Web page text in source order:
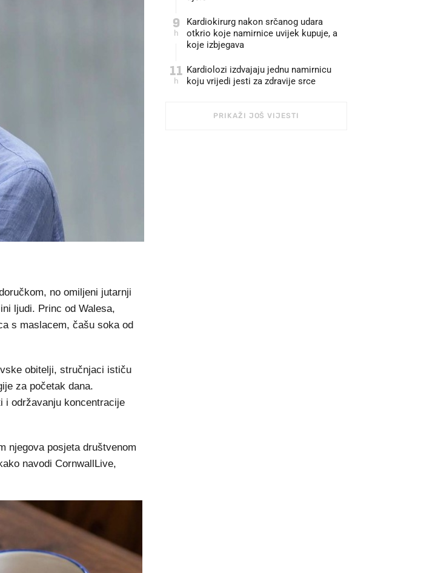
no omiljeni jutarnji
ljudi. Princ od Walesa,
s maslacem, čašu soka od
obitelji, stručnjaci ističu
za početak dana.
i održavanju koncentracije
njegova posjeta društvenom
navodi CornwallLive,
9
h
Kardiokirurg nakon srčanog udara
otkrio koje namirnice uvijek kupuje, a
koje izbjegava
11
h
Kardiolozi izdvajaju jednu namirnicu
koju vrijedi jesti za zdravije srce
PRIKAŽI JOŠ VIJESTI